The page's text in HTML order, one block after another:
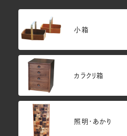
小箱
カラクリ箱
照明・あかり